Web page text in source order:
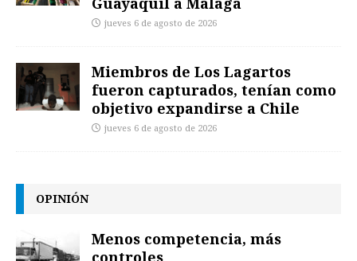
jueves 6 de agosto de 2026
Miembros de Los Lagartos
fueron capturados, tenían como
objetivo expandirse a Chile
jueves 6 de agosto de 2026
OPINIÓN
Menos competencia, más